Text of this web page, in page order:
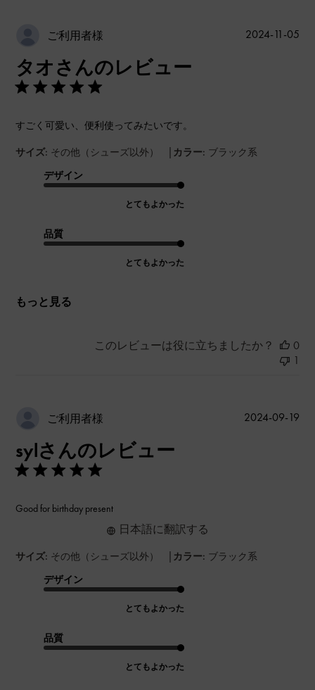
ご利用者様
タオさんのレビュー
すごく可愛い、便利使ってみたいです。
サイズ: その他（シューズ以外） | カラー: ブラック系
デザイン
とてもよかった
品質
とてもよかった
もっと見る
公
2024-11-05
このレビューは役に立ちましたか？
0
1
ご利用者様
sylさんのレビュー
Good for birthday present
サイズ: その他（シューズ以外） | カラー: ブラック系
デザイン
とてもよかった
品質
とてもよかった
日本語に翻訳する
公
2024-09-19